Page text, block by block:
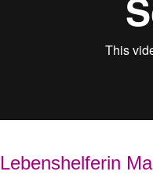
Lebenshelferin